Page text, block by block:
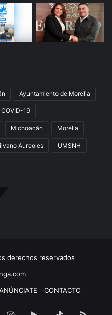
Ayuntamiento de Morelia
COVID-19
Michoacán Morelia
Aureoles UMSNH
derechos reservados
CONTACTO